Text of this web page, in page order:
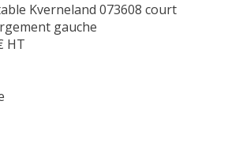
Kverneland 073608 court
gauche
HT